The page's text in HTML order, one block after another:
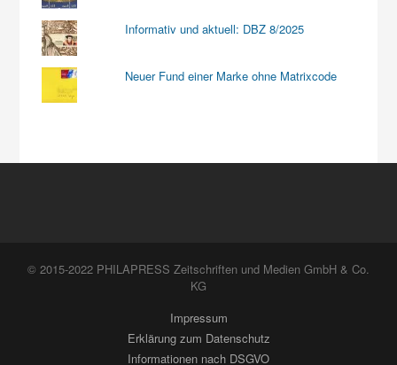
Informativ und aktuell: DBZ 8/2025
Neuer Fund einer Marke ohne Matrixcode
© 2015-2022 PHILAPRESS Zeitschriften und Medien GmbH & Co.
KG
Impressum
Erklärung zum Datenschutz
Informationen nach DSGVO